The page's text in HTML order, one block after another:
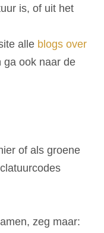
is, of uit het
alle blogs over
ga ook naar de
of als groene
zeg maar: